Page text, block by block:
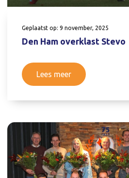
Geplaatst op: 9 november, 2025
Den Ham overklast Stevo
Lees meer